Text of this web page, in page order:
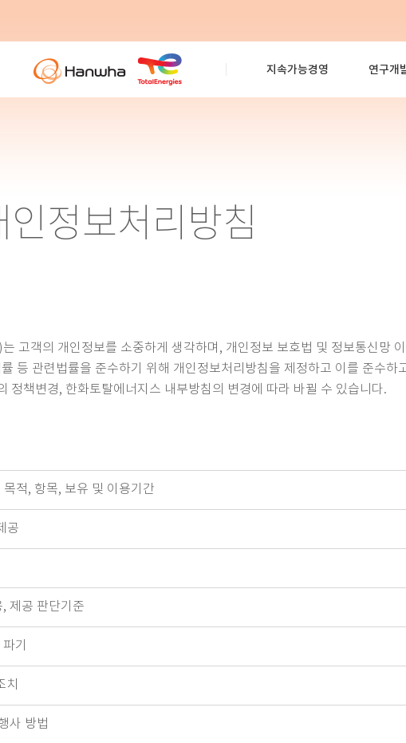
지속가능경영 연구개
인정보처리방침
고객의 개인정보를 소중하게 생각하며, 개인정보 보호법 및 정보통신망
등 관련법률을 준수하기 위해 개인정보처리방침을 제정하고 이를 준수하
정책변경, 한화토탈에너지스 내부방침의 변경에 따라 바뀔 수 있습니다.
적, 항목, 보유 및 이용기간
공
제공 판단기준
기
치
사 방법